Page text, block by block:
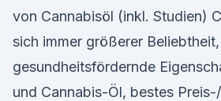
von Cannabisöl (inkl. Studien)
sich immer größerer
gesundheitsfördernde
und Cannabis-Öl, bestes